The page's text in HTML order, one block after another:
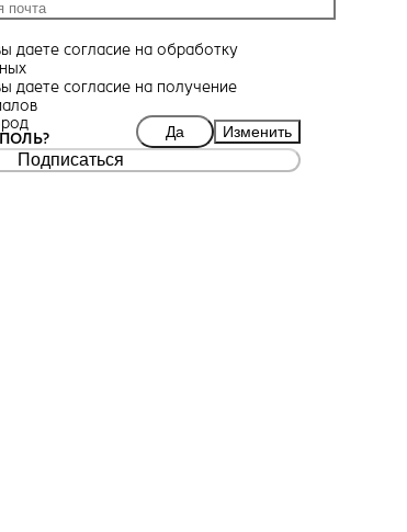
даете согласие на обработку
даете согласие на получение
Да Изменить
Подписаться